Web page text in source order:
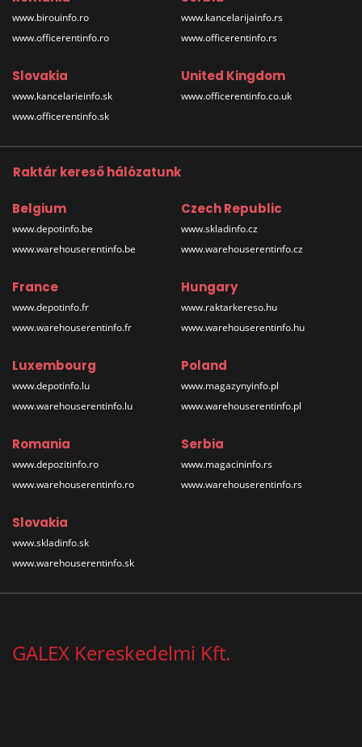
www.birouinfo.ro
www.officerentinfo.ro
www.kancelarijainfo.rs
www.officerentinfo.rs
Slovakia
www.kancelarieinfo.sk
www.officerentinfo.sk
United Kingdom
www.officerentinfo.co.uk
Raktár kereső hálózatunk
Belgium
www.depotinfo.be
www.warehouserentinfo.be
Czech Republic
www.skladinfo.cz
www.warehouserentinfo.cz
France
www.depotinfo.fr
www.warehouserentinfo.fr
Hungary
www.raktarkereso.hu
www.warehouserentinfo.hu
Luxembourg
www.depotinfo.lu
www.warehouserentinfo.lu
Poland
www.magazynyinfo.pl
www.warehouserentinfo.pl
Romania
www.depozitinfo.ro
www.warehouserentinfo.ro
Serbia
www.magacininfo.rs
www.warehouserentinfo.rs
Slovakia
www.skladinfo.sk
www.warehouserentinfo.sk
GALEX Kereskedelmi Kft.